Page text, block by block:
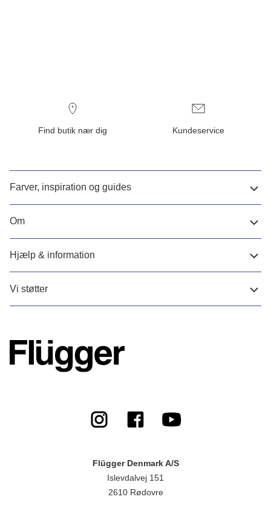
Find butik nær dig Kundeservice
Farver, inspiration og guides
Om
Hjælp & information
Vi støtter
Flügger Denmark A/S
Islevdalvej 151
2610 Rødovre